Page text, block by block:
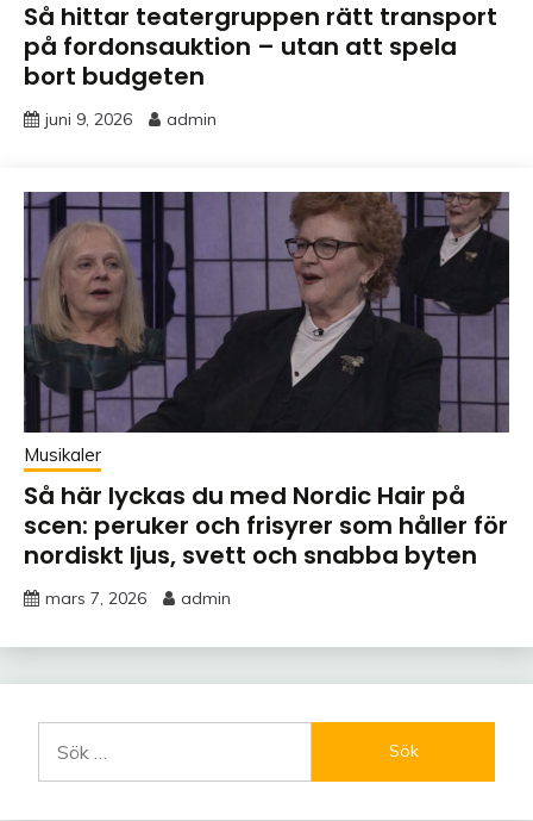
Så hittar teatergruppen rätt transport
på fordonsauktion – utan att spela
bort budgeten
juni 9, 2026 admin
Musikaler
Så här lyckas du med Nordic Hair på
scen: peruker och frisyrer som håller för
nordiskt ljus, svett och snabba byten
mars 7, 2026 admin
efter: